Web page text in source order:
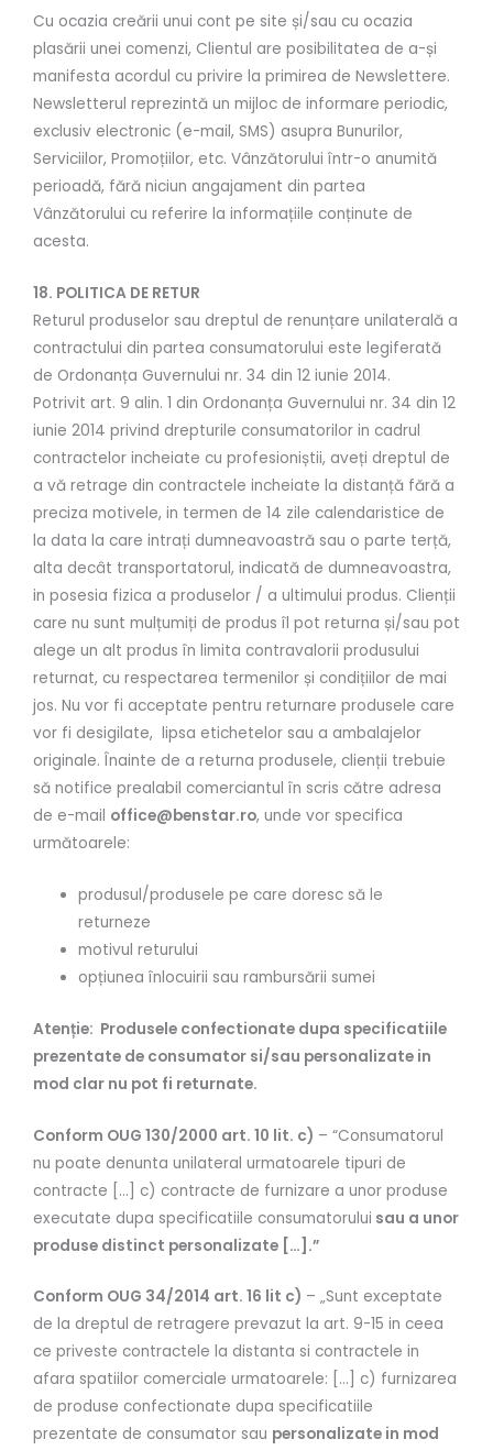
Cu ocazia creării unui cont pe site și/sau cu ocazia
plasării unei comenzi, Clientul are posibilitatea de a-și
manifesta acordul cu privire la primirea de Newslettere.
Newsletterul reprezintă un mijloc de informare periodic,
exclusiv electronic (e-mail, SMS) asupra Bunurilor,
Serviciilor, Promoțiilor, etc. Vânzătorului într-o anumită
perioadă, fără niciun angajament din partea
Vânzătorului cu referire la informațiile conținute de
acesta.
18. POLITICA DE RETUR
Returul produselor sau dreptul de renunțare unilaterală a
contractului din partea consumatorului este legiferată
de Ordonanța Guvernului nr. 34 din 12 iunie 2014.
Potrivit art. 9 alin. 1 din Ordonanța Guvernului nr. 34 din 12
iunie 2014 privind drepturile consumatorilor in cadrul
contractelor incheiate cu profesioniștii, aveți dreptul de
a vă retrage din contractele incheiate la distanță fără a
preciza motivele, in termen de 14 zile calendaristice de
la data la care intrați dumneavoastră sau o parte terță,
alta decât transportatorul, indicată de dumneavoastra,
in posesia fizica a produselor / a ultimului produs. Clienții
care nu sunt mulțumiți de produs îl pot returna și/sau pot
alege un alt produs în limita contravalorii produsului
returnat, cu respectarea termenilor și condițiilor de mai
jos. Nu vor fi acceptate pentru returnare produsele care
vor fi desigilate, lipsa etichetelor sau a ambalajelor
originale. Înainte de a returna produsele, clienții trebuie
să notifice prealabil comerciantul în scris către adresa
de e-mail office@benstar.ro, unde vor specifica
următoarele:
produsul/produsele pe care doresc să le
returneze
motivul returului
opțiunea înlocuirii sau rambursării sumei
Atenție: Produsele confectionate dupa specificatiile
prezentate de consumator si/sau personalizate in
mod clar nu pot fi returnate.
Conform OUG 130/2000 art. 10 lit. c) – “Consumatorul
nu poate denunta unilateral urmatoarele tipuri de
contracte […] c) contracte de furnizare a unor produse
executate dupa specificatiile consumatorului sau a unor
produse distinct personalizate […].”
Conform OUG 34/2014 art. 16 lit c) – „Sunt exceptate
de la dreptul de retragere prevazut la art. 9-15 in ceea
ce priveste contractele la distanta si contractele in
afara spatiilor comerciale urmatoarele: […] c) furnizarea
de produse confectionate dupa specificatiile
prezentate de consumator sau personalizate in mod